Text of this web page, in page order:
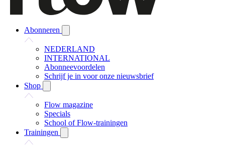
Abonneren
NEDERLAND
INTERNATIONAL
Abonneevoordelen
Schrijf je in voor onze nieuwsbrief
Shop
Flow magazine
Specials
School of Flow-trainingen
Trainingen